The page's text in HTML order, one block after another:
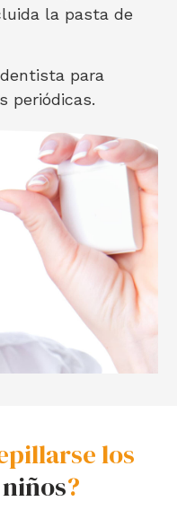
la pasta de
para
periódicas.
los
?